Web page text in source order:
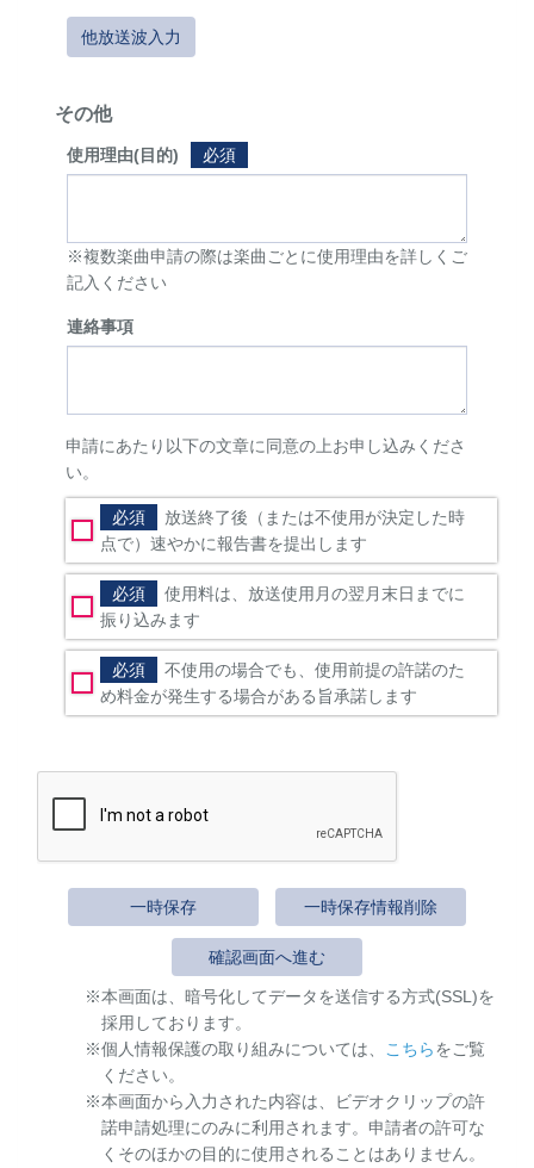
他放送波入力
その他
使用理由(目的) 必須
※複数楽曲申請の際は楽曲ごとに使用理由を詳しくご
記入ください
連絡事項
申請にあたり以下の文章に同意の上お申し込みくださ
い。
必須
放送終了後（または不使用が決定した時
点で）速やかに報告書を提出します
必須
使用料は、放送使用月の翌月末日までに
振り込みます
必須
不使用の場合でも、使用前提の許諾のた
め料金が発生する場合がある旨承諾します
一時保存 一時保存情報削除
確認画面へ進む
本画面は、暗号化してデータを送信する方式(SSL)を
採用しております。
個人情報保護の取り組みについては、
こちらをご覧
ください。
本画面から入力された内容は、ビデオクリップの許
諾申請処理にのみに利用されます。申請者の許可な
くそのほかの目的に使用されることはありません。